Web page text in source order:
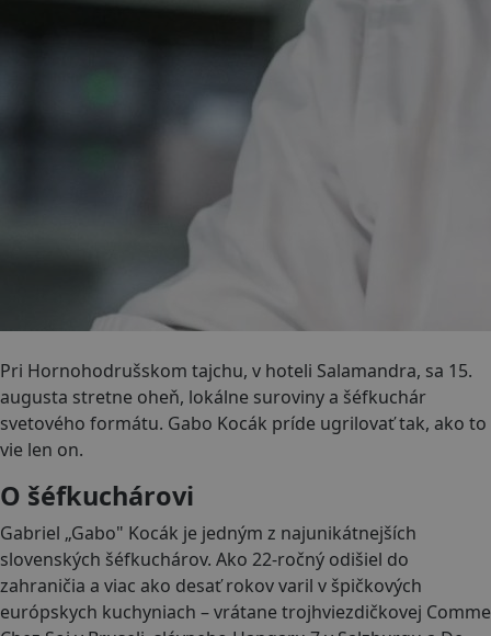
Pri Hornohodrušskom tajchu, v hoteli Salamandra, sa 15.
augusta stretne oheň, lokálne suroviny a šéfkuchár
svetového formátu. Gabo Kocák príde ugrilovať tak, ako to
vie len on.
O šéfkuchárovi
Gabriel „Gabo" Kocák je jedným z najunikátnejších
slovenských šéfkuchárov. Ako 22-ročný odišiel do
zahraničia a viac ako desať rokov varil v špičkových
európskych kuchyniach – vrátane trojhviezdičkovej Comme